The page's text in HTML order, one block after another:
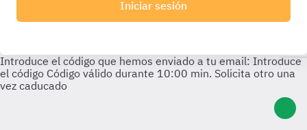
Iniciar sesión
Introduce el código que hemos enviado a tu email: Introduce
el código Código válido durante 10:00 min. Solicita otro una
vez caducado